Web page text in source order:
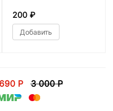
200 ₽
Добавить
Р 3 000 Р